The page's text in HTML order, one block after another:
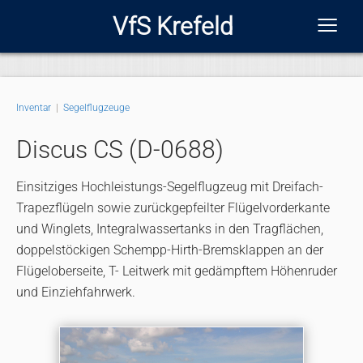
VfS Krefeld ≡
Inventar Segelflugzeuge
Discus CS (D-0688)
Einsitziges Hochleistungs-Segelflugzeug mit Dreifach-
Trapezflügeln sowie zurückgepfeilter Flügelvorderkante
und Winglets, Integralwassertanks in den Tragflächen,
doppelstöckigen Schempp-Hirth-Bremsklappen an der
Flügeloberseite, T- Leitwerk mit gedämpftem Höhenruder
und Einziehfahrwerk.